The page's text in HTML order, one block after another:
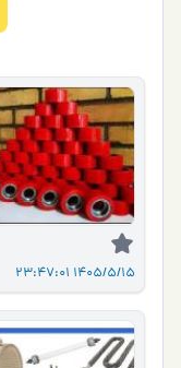
1405/5/15 23:47:01